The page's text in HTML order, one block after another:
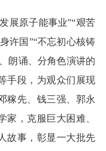
展原子能事业”“艰苦
许国”“不忘初心核铸
朗诵、分角色演讲的
手段，为观众们展现
稼先、钱三强、郭永
家，克服巨大困难、
故事，彰显一大批先